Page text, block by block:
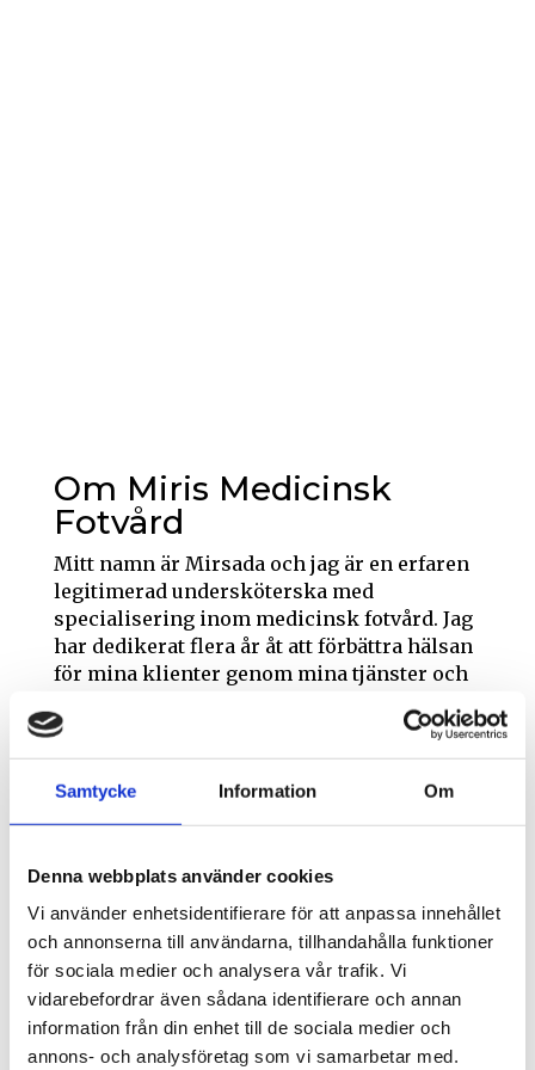
Samtycke Information Om
Denna webbplats använder cookies
Vi använder enhetsidentifierare för att anpassa innehållet
och annonserna till användarna, tillhandahålla funktioner
för sociala medier och analysera vår trafik. Vi
vidarebefordrar även sådana identifierare och annan
information från din enhet till de sociala medier och
annons- och analysföretag som vi samarbetar med.
Om Miris Medicinsk
Fotvård
Mitt namn är Mirsada och jag är en erfaren
legitimerad undersköterska med
specialisering inom medicinsk fotvård. Jag
har dedikerat flera år åt att förbättra hälsan
för mina klienter genom mina tjänster och
fotvård av hög kvalitet för hela familjen
möter alla behov och bekymmer du kan ha.
Du kan givetvis boka tid hos mig utan
remiss, jag jobbar också på uppdrag av
Kliniken ligger på Bokgatan 58 i nya
fräscha lokaler.
Vid uteblivit besök debiteras det fulla
beloppet.
Läs mer